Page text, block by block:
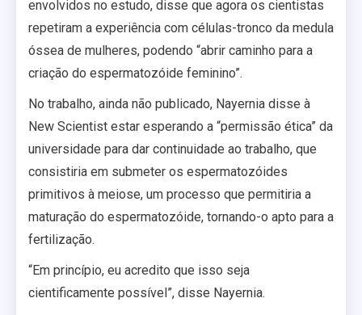
envolvidos no estudo, disse que agora os cientistas
repetiram a experiência com células-tronco da medula
óssea de mulheres, podendo “abrir caminho para a
criação do espermatozóide feminino”.
No trabalho, ainda não publicado, Nayernia disse à
New Scientist estar esperando a “permissão ética” da
universidade para dar continuidade ao trabalho, que
consistiria em submeter os espermatozóides
primitivos à meiose, um processo que permitiria a
maturação do espermatozóide, tornando-o apto para a
fertilização.
“Em princípio, eu acredito que isso seja
cientificamente possível”, disse Nayernia.